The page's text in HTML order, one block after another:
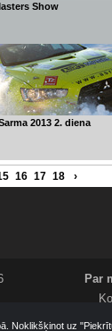
Show
2013 2. diena
16 17 18 ›
Par
Noklikšķinot uz